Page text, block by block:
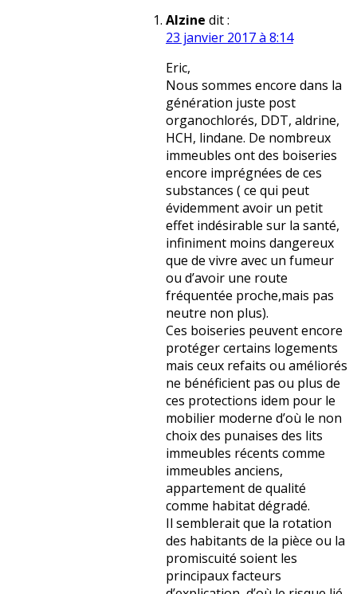
Alzine dit :
23 janvier 2017 à 8:14
Eric,
Nous sommes encore dans la
génération juste post
organochlorés, DDT, aldrine,
HCH, lindane. De nombreux
immeubles ont des boiseries
encore imprégnées de ces
substances ( ce qui peut
évidemment avoir un petit
effet indésirable sur la santé,
infiniment moins dangereux
que de vivre avec un fumeur
ou d’avoir une route
fréquentée proche,mais pas
neutre non plus).
Ces boiseries peuvent encore
protéger certains logements
mais ceux refaits ou améliorés
ne bénéficient pas ou plus de
ces protections idem pour le
mobilier moderne d’où le non
choix des punaises des lits
immeubles récents comme
immeubles anciens,
appartement de qualité
comme habitat dégradé.
Il semblerait que la rotation
des habitants de la pièce ou la
promiscuité soient les
principaux facteurs